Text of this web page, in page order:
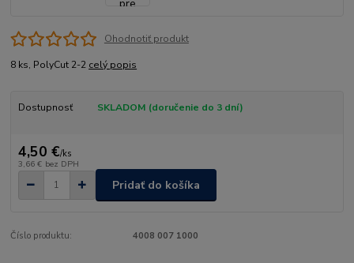
Ohodnotiť produkt
8 ks, PolyCut 2-2 celý popis
Dostupnosť SKLADOM (doručenie do 3 dní)
4,50 €/ks
3,66 € bez DPH
Pridať do košíka
Číslo produktu: 4008 007 1000